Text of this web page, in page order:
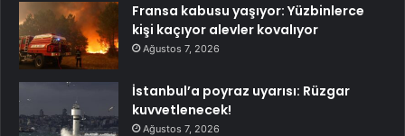
Fransa kabusu yaşıyor: Yüzbinlerce
kişi kaçıyor alevler kovalıyor
Ağustos 7, 2026
İstanbul’a poyraz uyarısı: Rüzgar
kuvvetlenecek!
Ağustos 7, 2026